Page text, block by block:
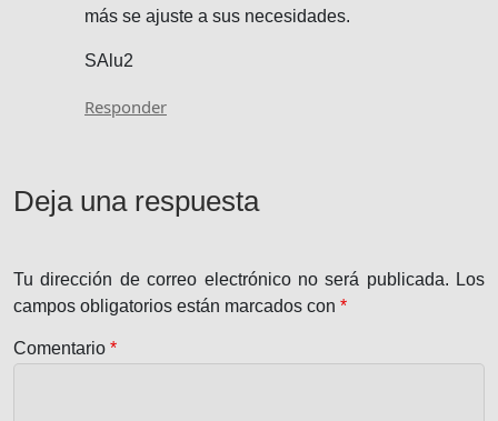
más se ajuste a sus necesidades.
SAlu2
Responder
Deja una respuesta
Tu dirección de correo electrónico no será publicada. Los
campos obligatorios están marcados con *
Comentario *